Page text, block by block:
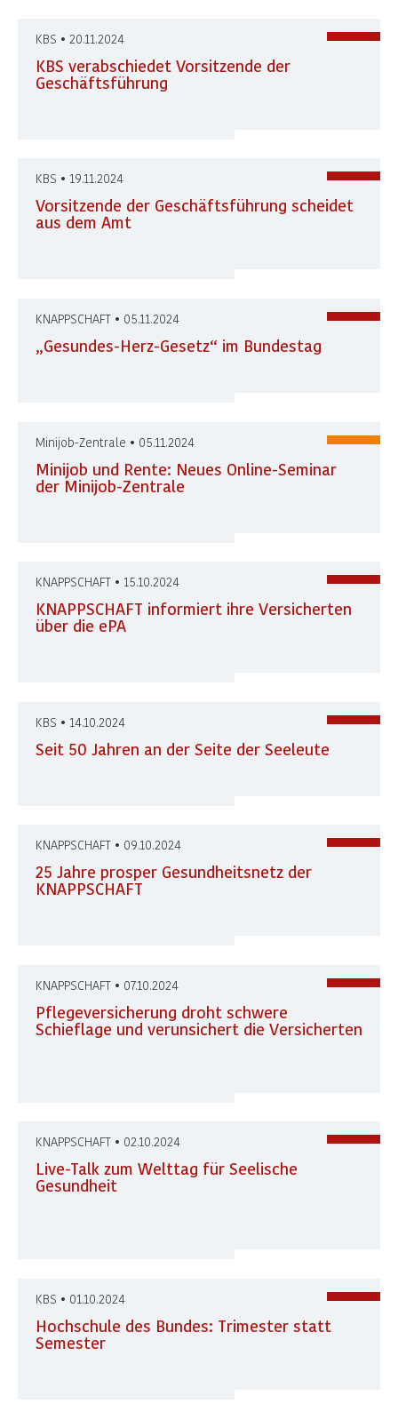
KBS • 20.11.2024
KBS verabschiedet Vorsitzende der
Geschäftsführung
KBS • 19.11.2024
Vorsitzende der Geschäftsführung scheidet
aus dem Amt
KNAPPSCHAFT • 05.11.2024
„Gesundes-Herz-Gesetz“ im Bundestag
Minijob-Zentrale • 05.11.2024
Minijob und Rente: Neues Online-Seminar
der Minijob-Zentrale
KNAPPSCHAFT • 15.10.2024
KNAPPSCHAFT informiert ihre Versicherten
über die ePA
KBS • 14.10.2024
Seit 50 Jahren an der Seite der Seeleute
KNAPPSCHAFT • 09.10.2024
25 Jahre prosper Gesundheitsnetz der
KNAPPSCHAFT
KNAPPSCHAFT • 07.10.2024
Pflegeversicherung droht schwere
Schieflage und verunsichert die Versicherten
KNAPPSCHAFT • 02.10.2024
Live-Talk zum Welttag für Seelische
Gesundheit
KBS • 01.10.2024
Hochschule des Bundes: Trimester statt
Semester